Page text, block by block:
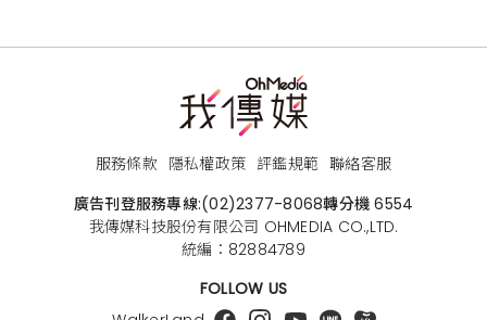
服務條款 隱私權政策 評鑑規範 聯絡客服
廣告刊登服務專線:(02)2377-8068轉分機 6554
我傳媒科技股份有限公司 OHMEDIA CO.,LTD.
統編：82884789
FOLLOW US